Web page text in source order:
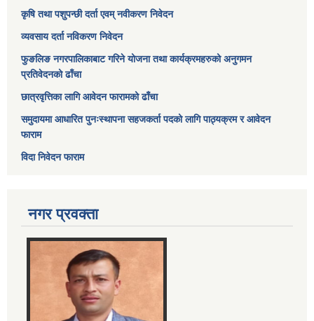
कृषि तथा पशुपन्छी दर्ता एवम् नवीकरण निवेदन
व्यवसाय दर्ता नविकरण निवेदन
फुङलिङ नगरपालिकाबाट गरिने योजना तथा कार्यक्रमहरुको अनुगमन
प्रतिवेदनको ढाँचा
छात्रवृत्तिका लागि आवेदन फारामको ढाँचा
समुदायमा आधारित पुनःस्थापना सहजकर्ता पदको लागि पाठ्यक्रम र आवेदन
फाराम
विदा निवेदन फाराम
नगर प्रवक्ता